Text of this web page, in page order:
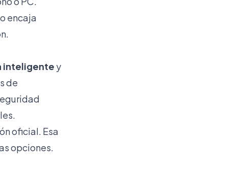
encaja
inteligente y
de
oficial. Esa
opciones.